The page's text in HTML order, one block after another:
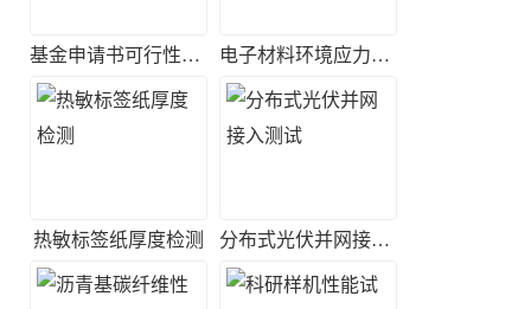
基金申请书可行性评估 电子材料环境应力筛选实验
热敏标签纸厚度检测 分布式光伏并网接入测试